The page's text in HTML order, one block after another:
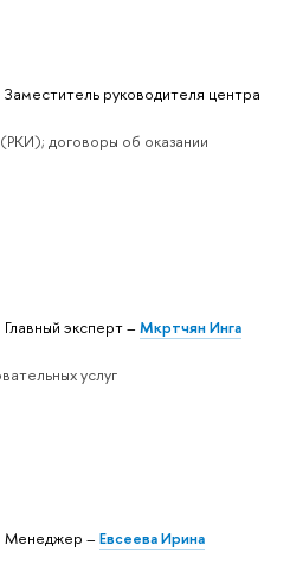
руководителя центра
договоры об оказании
эксперт – Мкртчян Инга
услуг
Менеджер – Евсеева Ирина